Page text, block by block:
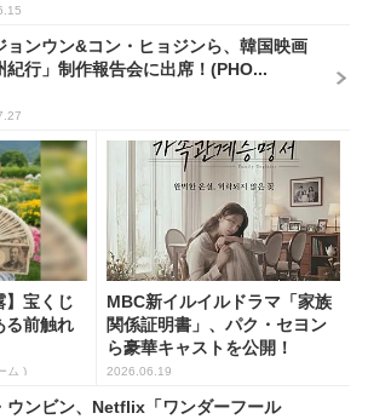
ョンウン&コン・ヒョジンら、韓国映画
紀行」制作報告会に出席！(PHO...
】宝くじ
る前触れ
ム )
MBC新イルイルドラマ「家族
関係証明書」、パク・セヨン
ら豪華キャストを公開！
2026.06.19
ウンビン、Netflix「ワンダーフール